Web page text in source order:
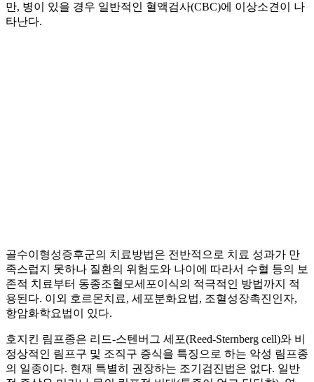
만, 병이 있을 경우 일반적인 혈액검사(CBC)에 이상소견이 나
타난다.
골수이형성증후군의 치료방법은 전반적으로 치료 성과가 만
족스럽지 못하나 질환의 위험도와 나이에 따라서 수혈 등의 보
존적 치료부터 동종조혈모세포이식의 적극적인 방법까지 적
용된다. 이외 호르몬치료, 세포분화요법, 조혈성장촉진인자,
항암화학요법이 있다.
호지킨 림프종은 리드-스텐버그 세포(Reed-Sternberg cell)와 비
정상적인 림프구 및 조직구 증식을 특징으로 하는 악성 림프종
의 일종이다. 현재 특별히 권장하는 조기검진법은 없다. 일반